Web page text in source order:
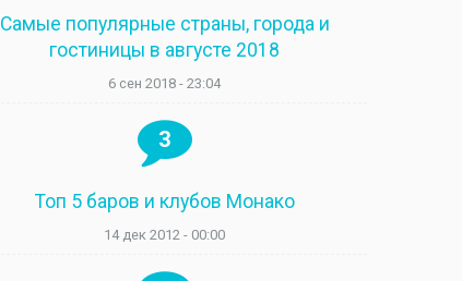
Самые популярные страны, города и
гостиницы в августе 2018
6 сен 2018 - 23:04
3
Топ 5 баров и клубов Монако
14 дек 2012 - 00:00